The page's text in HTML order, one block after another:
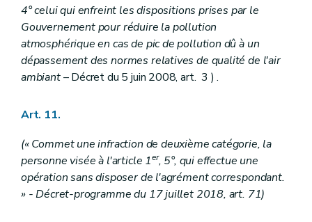
4° celui qui enfreint les dispositions prises par le
Gouvernement pour réduire la pollution
atmosphérique en cas de pic de pollution dû à un
dépassement des normes relatives de qualité de l'air
ambiant– Décret du 5 juin 2008, art. 3 ) .
Art. 11.
(« Commet une infraction de deuxième catégorie, la
personne visée à l'article 1er, 5°, qui effectue une
opération sans disposer de l'agrément correspondant.
» - Décret-programme du 17 juillet 2018, art. 71)